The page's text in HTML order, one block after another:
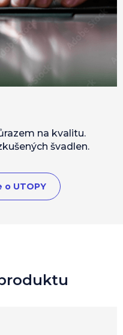
na kvalitu.
švadlen.
o UTOPY